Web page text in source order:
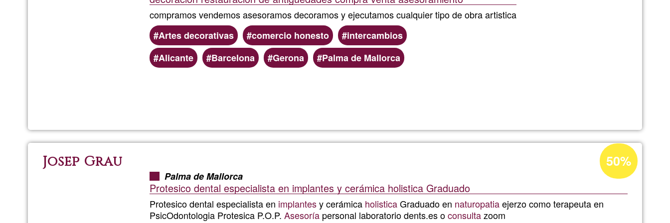
compramos vendemos asesoramos decoramos y ejecutamos cualquier tipo de obra artistica
Artes decorativas
comercio honesto
intercambios
Alicante
Barcelona Gerona Palma de Mallorca
&
Josep Grau
Palma de Mallorca
Protesico dental especialista en implantes y cerámica holistica Graduado
Protesico dental especialista en implantesy cerámica holisticaGraduado en naturopatiaejerzo como terapeuta en
PsicOdontologia Protesica P.O.P. Asesoría personal laboratorio dents.es oconsultazoom
Acceptance
percentage
Ğ1
50%